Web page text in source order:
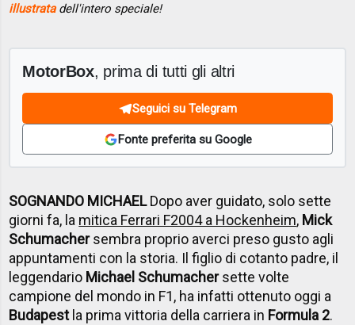
illustratadell'intero speciale!
MotorBox, prima di tutti gli altri
Seguici su Telegram
Fonte preferita su Google
SOGNANDO MICHAELDopo aver guidato, solo sette
giorni fa, la mitica Ferrari F2004 a Hockenheim, Mick
Schumachersembra proprio averci preso gusto agli
appuntamenti con la storia. Il figlio di cotanto padre, il
leggendario Michael Schumachersette volte
campione del mondo in F1, ha infatti ottenuto oggi a
Budapestla prima vittoria della carriera in Formula 2.